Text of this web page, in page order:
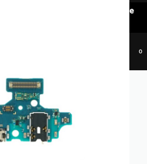
preferențiale, e nevoie să te
0